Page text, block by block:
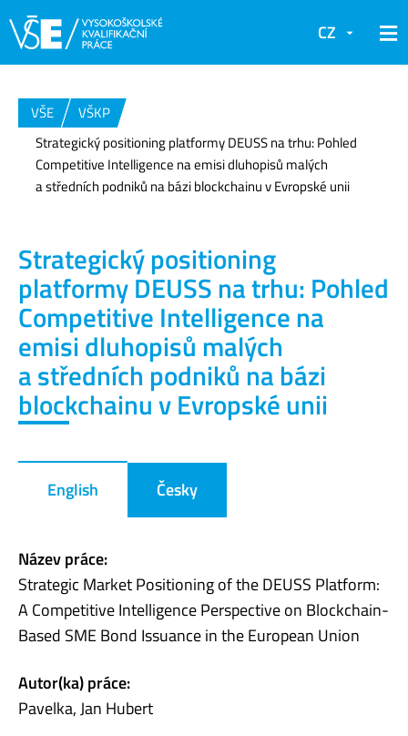
CZ
VŠE
VŠKP
Strategický positioning platformy DEUSS na trhu: Pohled
Competitive Intelligence na emisi dluhopisů malých
a středních podniků na bázi blockchainu v Evropské unii
Strategický positioning
platformy DEUSS na trhu: Pohled
Competitive Intelligence na
emisi dluhopisů malých
a středních podniků na bázi
blockchainu v Evropské unii
English Česky
Název práce:
Strategic Market Positioning of the DEUSS Platform:
A Competitive Intelligence Perspective on Blockchain-
Based SME Bond Issuance in the European Union
Autor(ka) práce:
Pavelka, Jan Hubert